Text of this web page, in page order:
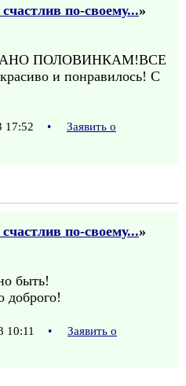
по-своему...»
ДАНО ПОЛОВИНКАМ!ВСЕ
и понравилось! С
17:52 •
Заявить о
по-своему...»
быть!
доброго!
10:11 •
Заявить о